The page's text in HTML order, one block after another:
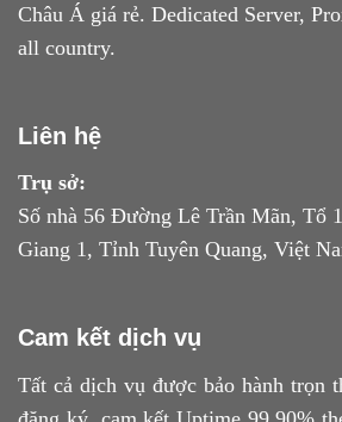
Châu Á giá rẻ. Dedicated Server,
all country.
Liên hệ
Trụ sở:
Số nhà 56 Đường Lê Trần Mãn, Tổ
Giang 1, Tỉnh Tuyên Quang, Việt
Cam kết dịch vụ
Tất cả dịch vụ được bảo hành trọn